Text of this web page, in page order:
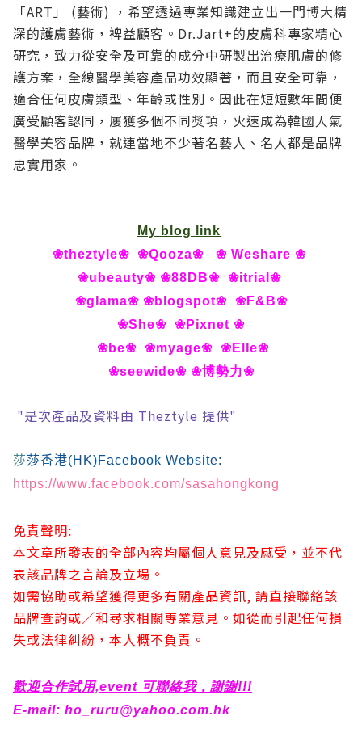
「ART 」 (藝術) ，希望透過專業知識建立出一門博大精
深的護膚藝術，裨益顧客。 Dr.Jart+的皮膚科專家精心
研究，致力從安全及可靠的成分中研製出治療肌膚的修
護方案，全線醫學美容產品功效顯著，而且安全可靠，
適合任何皮膚類型、年齡或性別。因此在短短數年間便
廣受顧客認同，屢獲多個不同獎項，火速成為韓國人氣
醫學美容品牌，就連當地不少著名藝人、名人都是品牌
忠實用家。
My blog link
❀theztyle❀
❀Qooza❀
❀ Weshare ❀
❀ubeauty❀ ❀88DB❀
❀itrial❀
❀glama❀ ❀blogspot❀
❀F&B❀
❀She❀
❀Pixnet ❀
❀be❀
❀myage❀
❀Elle❀
❀seewide❀ ❀博勢力❀
"是次產品及資料由 Theztyle 提供"
莎莎香港(HK)Facebook Website:
https://www.facebook.com/sasahongkong
免責聲明:
本文章所發表的全部內容均屬個人意見及感受，並不代
表該品牌之言論及立場。
如需協助或希望獲得更多有關產品資訊, 請直接聯絡該
品牌查詢或∕和尋求相關專業意見。如從而引起任何損
失或法律糾紛，本人概不負責。
歡迎合作試用,event 可聯絡我，謝謝!!!
E-mail: ho_ruru@yahoo.com.hk